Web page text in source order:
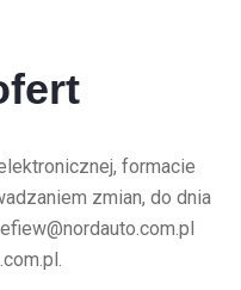
formacie
zmian, do dnia